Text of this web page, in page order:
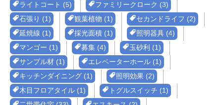
ライトコート (5)
ファミリークローク (3)
石張り (1)
観葉植物 (1)
セカンドライフ (2)
延焼線 (1)
採光面積 (1)
照明器具 (4)
マンゴー (1)
募集 (4)
玉砂利 (1)
サンプル材 (1)
エレベーターホール (1)
キッチンダイニング (1)
照明効果 (2)
木目フロアタイル (1)
トグルスイッチ (1)